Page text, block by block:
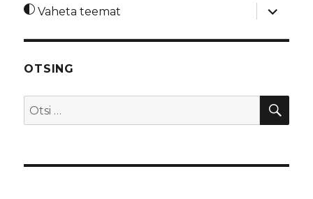
Vaheta teemat
laienda
OTSING
Otsi: